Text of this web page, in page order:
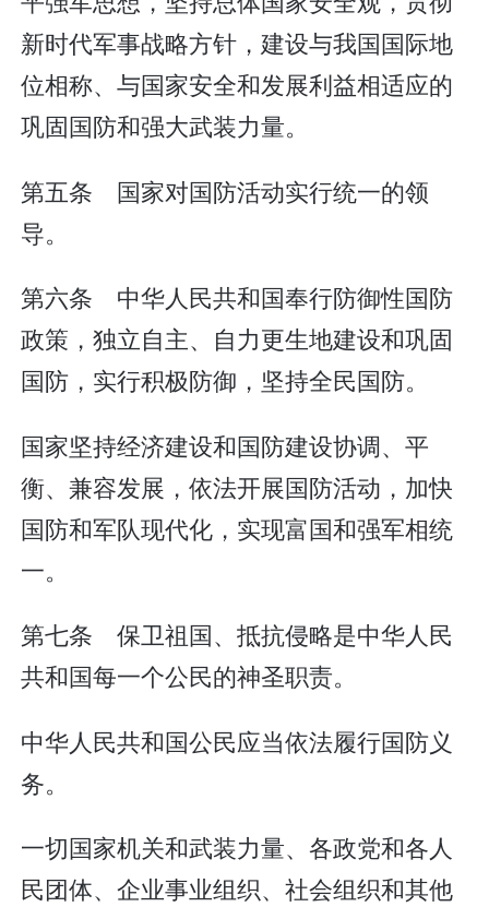
新时代军事战略方针，建设与我国国际地
位相称、与国家安全和发展利益相适应的
巩固国防和强大武装力量。
第五条 国家对国防活动实行统一的领
导。
第六条 中华人民共和国奉行防御性国防
政策，独立自主、自力更生地建设和巩固
国防，实行积极防御，坚持全民国防。
国家坚持经济建设和国防建设协调、平
衡、兼容发展，依法开展国防活动，加快
国防和军队现代化，实现富国和强军相统
一。
第七条 保卫祖国、抵抗侵略是中华人民
共和国每一个公民的神圣职责。
中华人民共和国公民应当依法履行国防义
务。
一切国家机关和武装力量、各政党和各人
民团体、企业事业组织、社会组织和其他